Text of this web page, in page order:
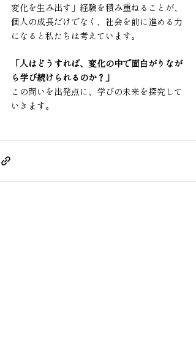
変化を生み出す」経験を積み重ねることが、
個人の成長だけでなく、社会を前に進める力
になると私たちは考えています。
「人はどうすれば、変化の中で面白がりなが
ら学び続けられるのか？」
この問いを出発点に、学びの未来を探究して
いきます。